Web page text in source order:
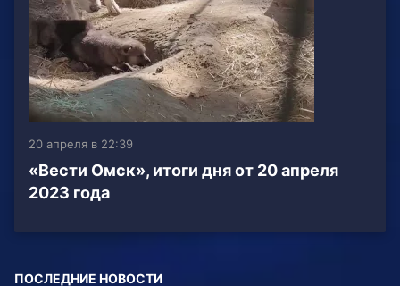
20 апреля в 22:39
«Вести Омск», итоги дня от 20 апреля
2023 года
ПОСЛЕДНИЕ НОВОСТИ